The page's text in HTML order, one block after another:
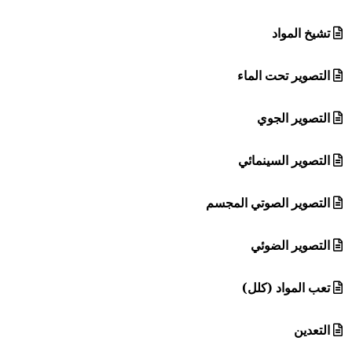
تشيخ المواد
التصوير تحت الماء
التصوير الجوي
التصوير السينمائي
التصوير الصوتي المجسم
التصوير الضوئي
تعب المواد (كلل)
التعدين